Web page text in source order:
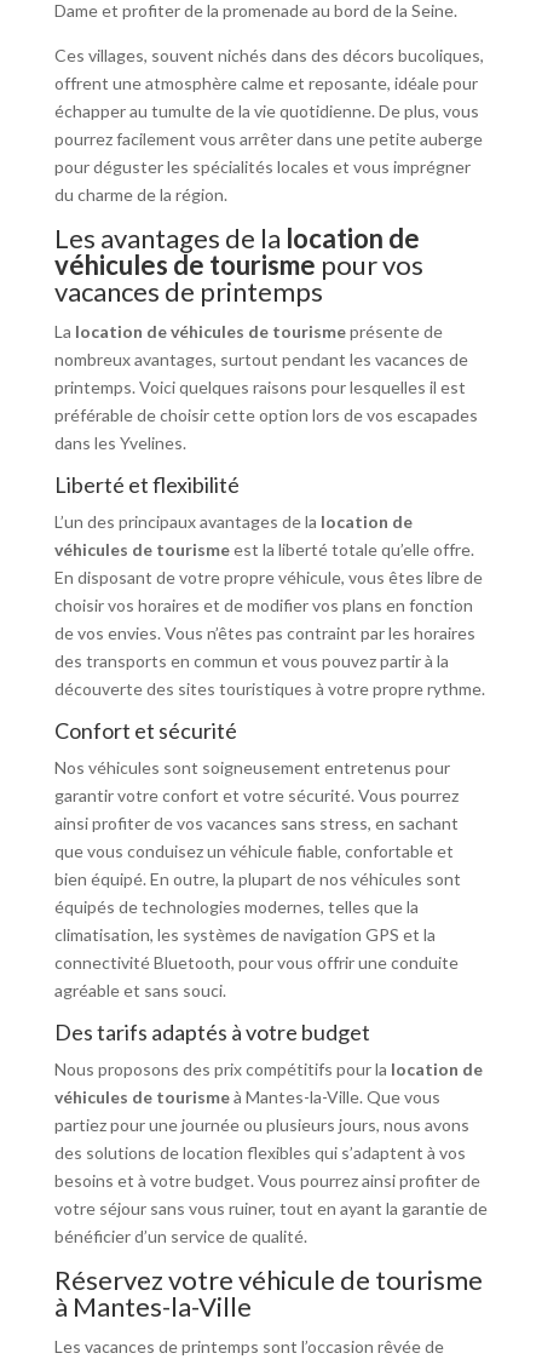
Dame et profiter de la promenade au bord de la Seine.
Ces villages, souvent nichés dans des décors bucoliques,
offrent une atmosphère calme et reposante, idéale pour
échapper au tumulte de la vie quotidienne. De plus, vous
pourrez facilement vous arrêter dans une petite auberge
pour déguster les spécialités locales et vous imprégner
du charme de la région.
Les avantages de la location de
véhicules de tourisme pour vos
vacances de printemps
La location de véhicules de tourismeprésente de
nombreux avantages, surtout pendant les vacances de
printemps. Voici quelques raisons pour lesquelles il est
préférable de choisir cette option lors de vos escapades
dans les Yvelines.
Liberté et flexibilité
L’un des principaux avantages de la location de
véhicules de tourismeest la liberté totale qu’elle offre.
En disposant de votre propre véhicule, vous êtes libre de
choisir vos horaires et de modifier vos plans en fonction
de vos envies. Vous n’êtes pas contraint par les horaires
des transports en commun et vous pouvez partir à la
découverte des sites touristiques à votre propre rythme.
Confort et sécurité
Nos véhicules sont soigneusement entretenus pour
garantir votre confort et votre sécurité. Vous pourrez
ainsi profiter de vos vacances sans stress, en sachant
que vous conduisez un véhicule fiable, confortable et
bien équipé. En outre, la plupart de nos véhicules sont
équipés de technologies modernes, telles que la
climatisation, les systèmes de navigation GPS et la
connectivité Bluetooth, pour vous offrir une conduite
agréable et sans souci.
Des tarifs adaptés à votre budget
Nous proposons des prix compétitifs pour la location de
véhicules de tourismeà Mantes-la-Ville. Que vous
partiez pour une journée ou plusieurs jours, nous avons
des solutions de location flexibles qui s’adaptent à vos
besoins et à votre budget. Vous pourrez ainsi profiter de
votre séjour sans vous ruiner, tout en ayant la garantie de
bénéficier d’un service de qualité.
Réservez votre véhicule de tourisme
à Mantes-la-Ville
Les vacances de printemps sont l’occasion rêvée de